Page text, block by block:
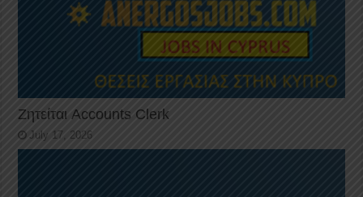
Ζητείται Accounts Clerk
July 17, 2026